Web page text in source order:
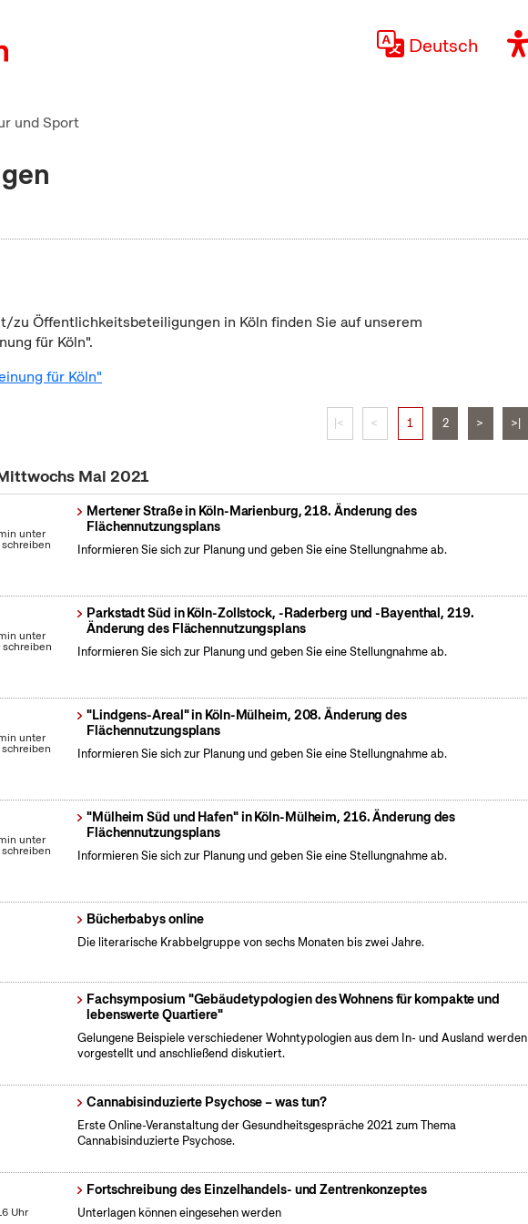
Deutsch
und Sport
zu Öffentlichkeitsbeteiligungen in Köln finden Sie auf unserem
für Köln".
für Köln"
|< < 1 2 > >|
Mai 2021
unter
Mertener Straße in Köln-Marienburg, 218. Änderung des
Flächennutzungsplans
Informieren Sie sich zur Planung und geben Sie eine Stellungnahme ab.
unter
Parkstadt Süd in Köln-Zollstock, -Raderberg und -Bayenthal, 219.
Änderung des Flächennutzungsplans
Informieren Sie sich zur Planung und geben Sie eine Stellungnahme ab.
unter
"Lindgens-Areal" in Köln-Mülheim, 208. Änderung des
Flächennutzungsplans
Informieren Sie sich zur Planung und geben Sie eine Stellungnahme ab.
unter
"Mülheim Süd und Hafen" in Köln-Mülheim, 216. Änderung des
Flächennutzungsplans
Informieren Sie sich zur Planung und geben Sie eine Stellungnahme ab.
Bücherbabys online
Die literarische Krabbelgruppe von sechs Monaten bis zwei Jahre.
Fachsymposium "Gebäudetypologien des Wohnens für kompakte und
lebenswerte Quartiere"
Gelungene Beispiele verschiedener Wohntypologien aus dem In- und Ausland werden
vorgestellt und anschließend diskutiert.
Cannabisinduzierte Psychose – was tun?
Erste Online-Veranstaltung der Gesundheitsgespräche 2021 zum Thema
Cannabisinduzierte Psychose.
Uhr
Fortschreibung des Einzelhandels- und Zentrenkonzeptes
Unterlagen können eingesehen werden